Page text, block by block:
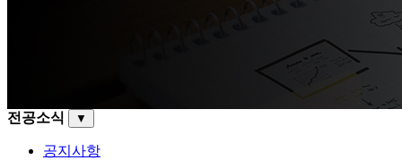
전공소식 ▼
공지사항